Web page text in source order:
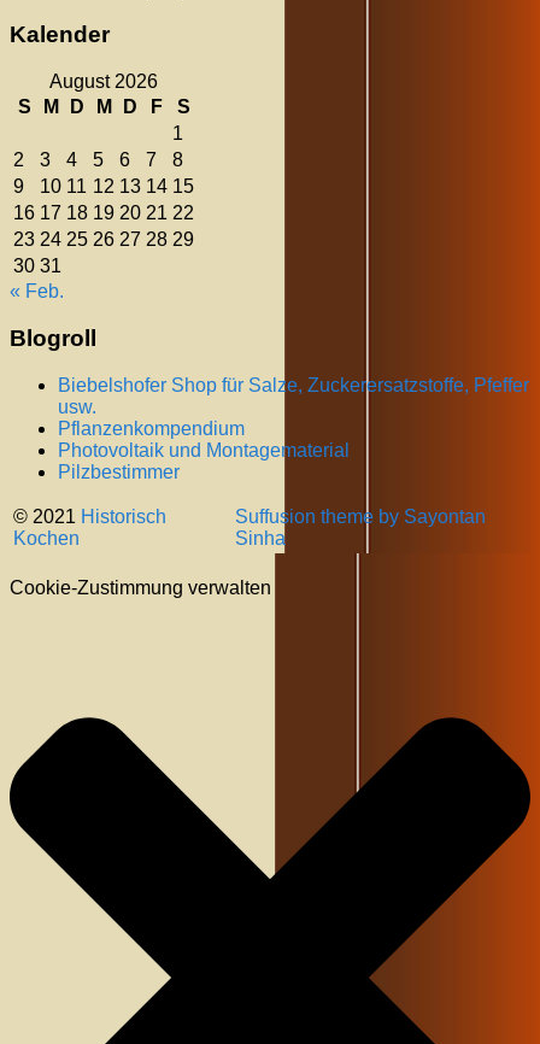
Kalender
August 2026
S
M D M D F
S
1
2
3 4 5 6 7
8
9
10 11 12 13 14 15
16 17 18 19 20 21 22
23 24 25 26 27 28 29
30 31
« Feb.
Blogroll
Biebelshofer Shop für Salze, Zuckerersatzstoffe, Pfeffer
usw.
Pflanzenkompendium
Photovoltaik und Montagematerial
Pilzbestimmer
© 2021 Historisch
Kochen
Suffusion theme by Sayontan
Sinha
Cookie-Zustimmung verwalten